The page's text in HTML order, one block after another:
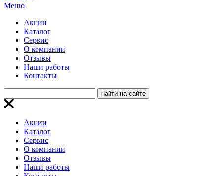
Меню
Акции
Каталог
Сервис
О компании
Отзывы
Наши работы
Контакты
Акции
Каталог
Сервис
О компании
Отзывы
Наши работы